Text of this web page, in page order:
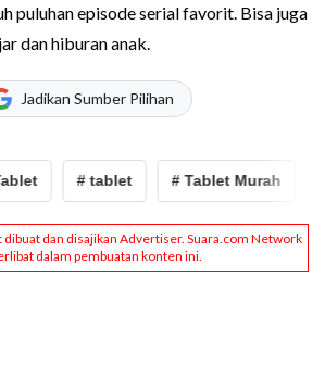
puluhan episode serial favorit. Bisa juga
dan hiburan anak.
Jadikan Sumber Pilihan
# tablet # Tablet Murah